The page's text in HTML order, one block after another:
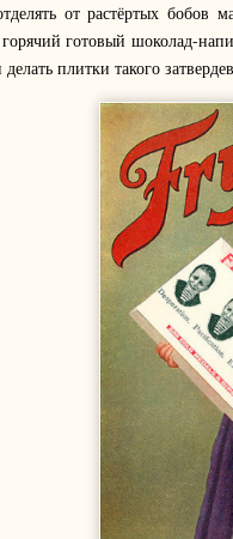
от растёртых бобов
готовый шоколад-
плитки такого